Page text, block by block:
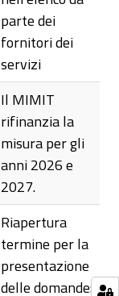
parte dei
fornitori dei
servizi
Il MIMIT
rifinanzia la
misura per gli
anni 2026 e
2027.
Riapertura
termine per la
presentazione
delle domande: